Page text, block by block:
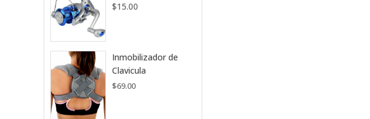
$15.00
Inmobilizador de
Clavicula
$69.00